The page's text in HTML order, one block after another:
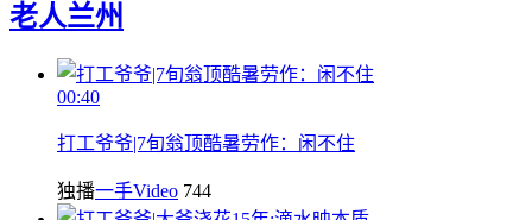
老人兰州
00:40
打工爷爷|7旬翁顶酷暑劳作：闲不住
独播一手Video 744